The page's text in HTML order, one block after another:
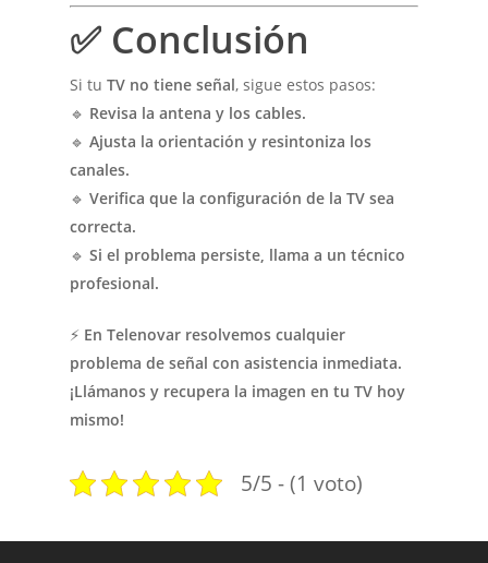
✅ Conclusión
Si tuTV no tiene señal, sigue estos pasos:
🔹 Revisa la antena y los cables.
🔹Ajusta la orientación y resintoniza los
canales.
🔹Verifica que la configuración de la TV sea
correcta.
🔹Si el problema persiste, llama a un técnico
profesional.
⚡ En Telenovar resolvemos cualquier
problema de señal con asistencia inmediata.
¡Llámanos y recupera la imagen en tu TV hoy
mismo!
5/5 - (1 voto)